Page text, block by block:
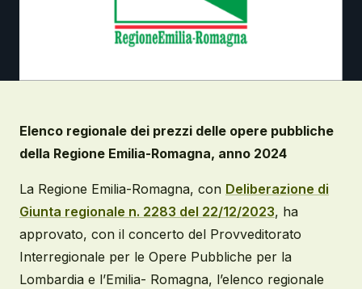
Elenco regionale dei prezzi delle opere pubbliche
della Regione Emilia-Romagna, anno 2024
La Regione Emilia-Romagna, con Deliberazione di
Giunta regionale n. 2283 del 22/12/2023, ha
approvato, con il concerto del Provveditorato
Interregionale per le Opere Pubbliche per la
Lombardia e l’Emilia- Romagna, l’elenco regionale